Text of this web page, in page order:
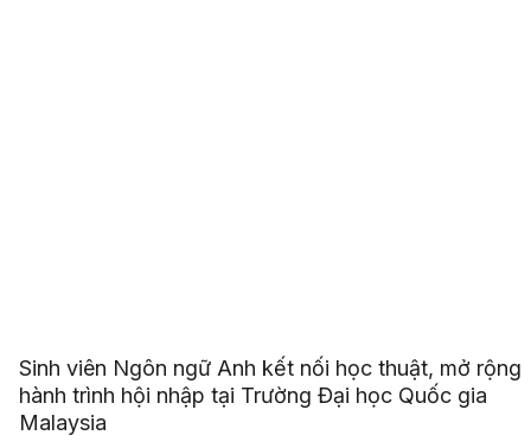
Sinh viên Ngôn ngữ Anh kết nối học thuật, mở rộng
hành trình hội nhập tại Trường Đại học Quốc gia
Malaysia